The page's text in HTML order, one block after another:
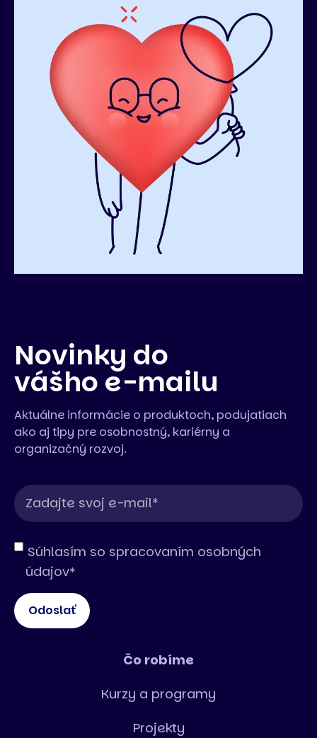
Novinky do
vášho e-mailu
Aktuálne informácie o produktoch, podujatiach
ako aj tipy pre osobnostný, kariérny a
organizačný rozvoj.
Súhlasím so spracovaním osobných
údajov*
Čo robíme
Kurzy a programy
Projekty